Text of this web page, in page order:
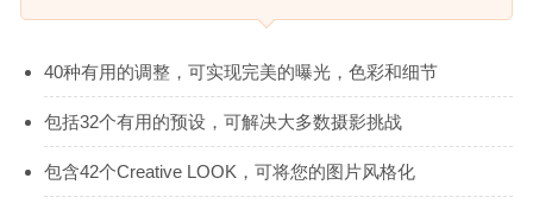
40种有用的调整，可实现完美的曝光，色彩和细节
包括32个有用的预设，可解决大多数摄影挑战
包含42个Creative LOOK，可将您的图片风格化